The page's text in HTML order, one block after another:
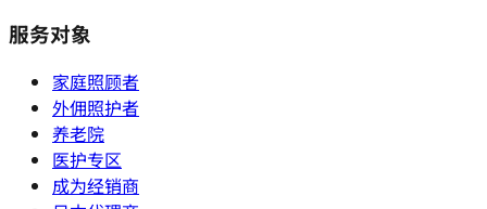
服务对象
家庭照顾者
外佣照护者
养老院
医护专区
成为经销商